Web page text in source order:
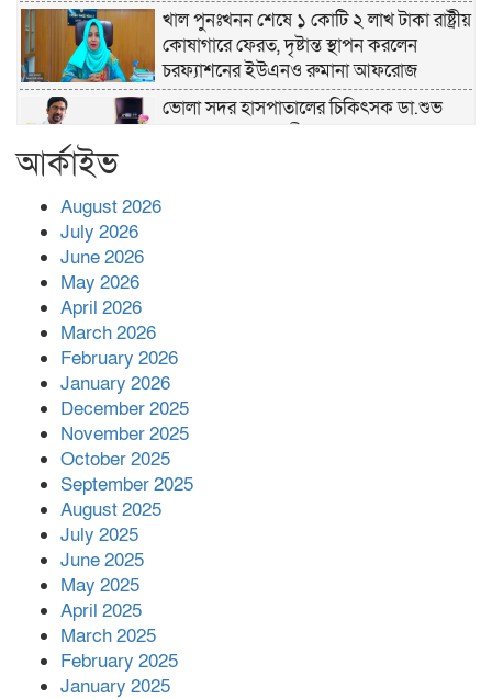
খাল পুনঃখনন শেষে ১ কোটি ২ লাখ টাকা রাষ্ট্রীয়
কোষাগারে ফেরত, দৃষ্টান্ত স্থাপন করলেন
চরফ্যাশনের ইউএনও রুমানা আফরোজ
ভোলা সদর হাসপাতালের চিকিৎসক ডা.শুভ
‘জ্বিন হাজিরে স্বর্ণ দ্বিগুণ’— প্রতারণার ফাঁদে ১৭
নারী,দুলারহাটে চক্রের ৪ সদস্য গ্রেফতার।
৩০ জুলাই একযোগে এসএসসির ফল প্রকাশ।
আর্কাইভ
August 2026
July 2026
June 2026
May 2026
April 2026
March 2026
February 2026
January 2026
December 2025
November 2025
October 2025
September 2025
August 2025
July 2025
June 2025
May 2025
April 2025
March 2025
February 2025
January 2025